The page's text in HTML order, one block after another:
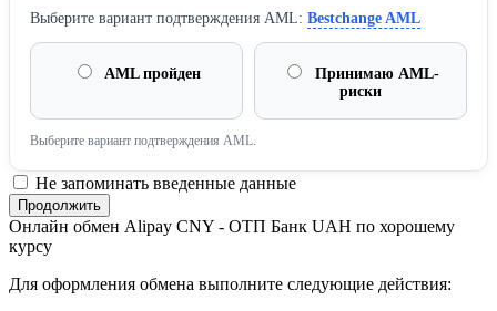
Выберите вариант подтверждения AML: Bestchange AML
AML пройден
Принимаю AML-
риски
Выберите вариант подтверждения AML.
Не запоминать введенные данные
Онлайн обмен Alipay CNY - ОТП Банк UAH по хорошему
курсу
Для оформления обмена выполните следующие действия: